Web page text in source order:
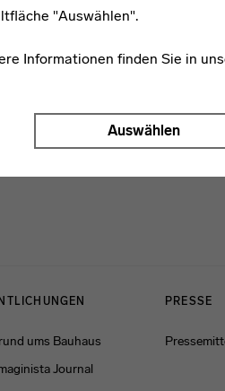
"Auswählen".
Informationen finden Sie in
Auswählen
ums Bauhaus
Journal
PRESSE